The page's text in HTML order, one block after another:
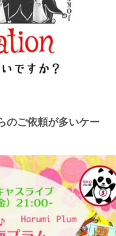
のご依頼が多いケー